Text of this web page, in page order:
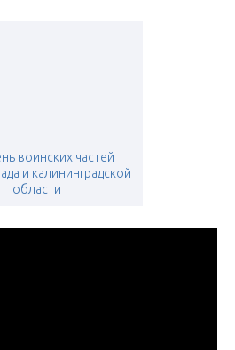
воинских частей
и калининградской
области